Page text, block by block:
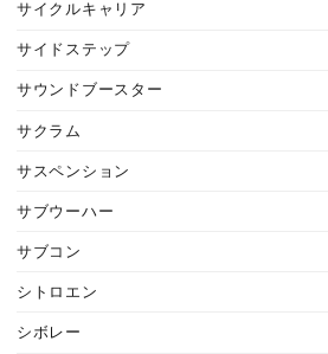
サイクルキャリア
サイドステップ
サウンドブースター
サクラム
サスペンション
サブウーハー
サブコン
シトロエン
シボレー